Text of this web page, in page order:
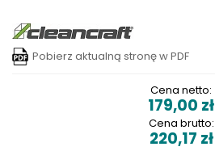
Pobierz aktualną stronę w PDF
Cena netto:
179,00 zł
Cena brutto:
220,17 zł